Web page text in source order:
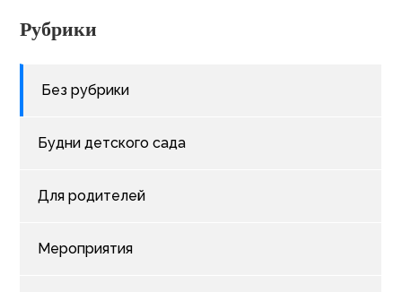
Рубрики
Без рубрики
Будни детского сада
Для родителей
Мероприятия